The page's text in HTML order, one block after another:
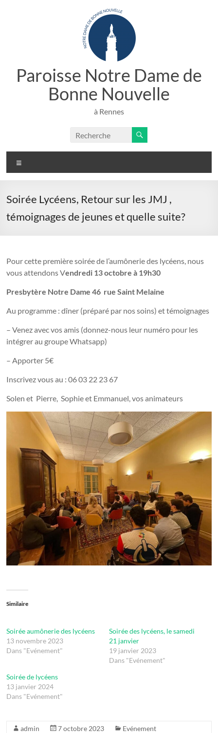
Paroisse Notre Dame de
Bonne Nouvelle
à Rennes
Soirée Lycéens, Retour sur les JMJ ,
témoignages de jeunes et quelle suite?
Pour cette première soirée de l’aumônerie des lycéens, nous
vous attendons Vendredi 13 octobre à 19h30
Presbytère Notre Dame 46 rue Saint Melaine
Au programme : dîner (préparé par nos soins) et témoignages
– Venez avec vos amis (donnez-nous leur numéro pour les
intégrer au groupe Whatsapp)
– Apporter 5€
Inscrivez vous au : 06 03 22 23 67
Solen et Pierre, Sophie et Emmanuel, vos animateurs
Similaire
Soirée aumônerie des lycéens
13 novembre 2023
Dans "Evénement"
Soirée des lycéens, le samedi
21 janvier
19 janvier 2023
Dans "Evénement"
Soirée de lycéens
13 janvier 2024
Dans "Evénement"
admin 7 octobre 2023 Evénement